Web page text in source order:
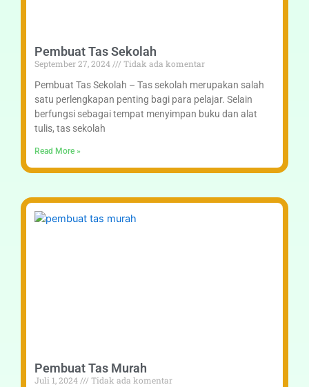
Pembuat Tas Sekolah
September 27, 2024
Tidak ada komentar
Pembuat Tas Sekolah – Tas sekolah merupakan salah
satu perlengkapan penting bagi para pelajar. Selain
berfungsi sebagai tempat menyimpan buku dan alat
tulis, tas sekolah
Read More »
Pembuat Tas Murah
Juli 1, 2024
Tidak ada komentar